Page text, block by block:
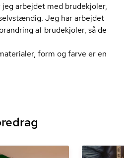
arbejdet med brudekjoler,
Jeg har arbejdet
af brudekjoler, så de
form og farve er en